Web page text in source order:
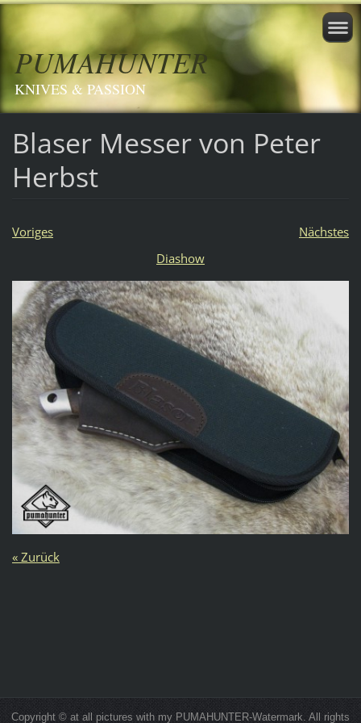
PUMAHUNTER
KNIVES & PASSION
Blaser Messer von Peter
Herbst
Voriges
Nächstes
Diashow
« Zurück
Copyright © at all pictures with my PUMAHUNTER-Watermark. All rights